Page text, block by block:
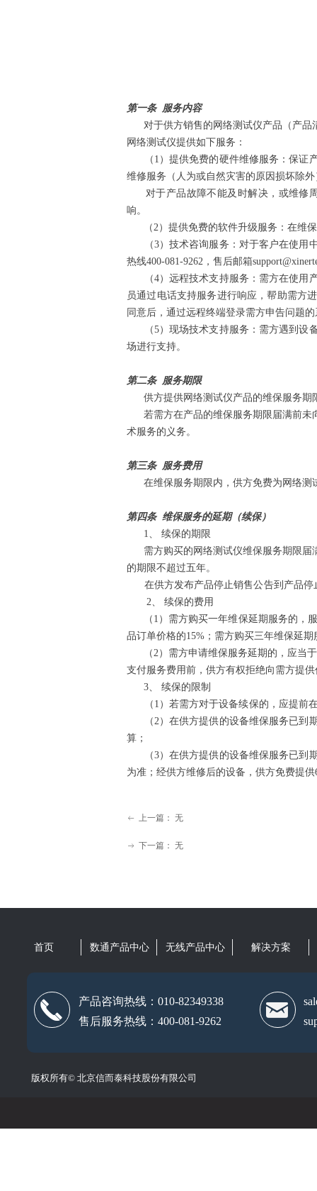
第一条 服务内容
对于供方销售的网络测试仪产品（产品
网络测试仪提供如下服务：
（1）提供免费的硬件维修服务：保证产
维修服务（人为或自然灾
对于产品故障不能及时解决，或维修周
响。
（2）提供免费的软件升级服务：在维保
（3）技术咨询服务：对于客户在使用中
热线400-081-9262，售后邮
（4）远程技术支持服务：需方在使用产
员通过电话支持服务进行响应，帮助需方
同意后，通过远程终端登录需方
（5）现场技术支持服务：需方遇到设备
场进行支持。
第二条 服务期限
供方提供网络测试仪产品的
若需方在产品的维保服务期限届满前未
术服务的义务。
第三条 服务费用
在维保服务期限内，供方免费为网络测
第四条 维保服务的延期（续保）
1、 续保的期
需方购买的网络测试仪维保服务期限届
的期限不超过五
在供方发布产品停止销售公告到产品
2、 续保的费
（1）需方购买一年维保延期服务的，服
品订单价格的15%；需方购买三
（2）需方申请维保服务延期的，应当于
支付服务费用前，供方有权
3、 续保的限
（1）若需方对于设备续保的，应提
（2）在供方提供的设备维保服务已到期
算；
（3）在供方提供的设备维保服务已到期
为准；经供方维修后的设备
ꂃ 上一篇： 无
ꁹ 下一篇： 无
产品咨询热线：010-82349338
售后服务热线：400-081-9262
首页 数通产品中心 无线产品中心 解决方案
版权所有© 北京信而泰科技股份有限公司
끅 낂